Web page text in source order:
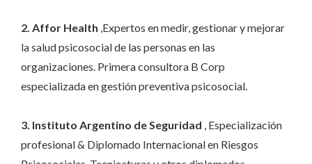
2. Affor Health ,Expertos en medir, gestionar y mejorar
la salud psicosocial de las personas en las
organizaciones. Primera consultora B Corp
especializada en gestión preventiva psicosocial.
3. Instituto Argentino de Seguridad , Especialización
profesional & Diplomado Internacional en Riesgos